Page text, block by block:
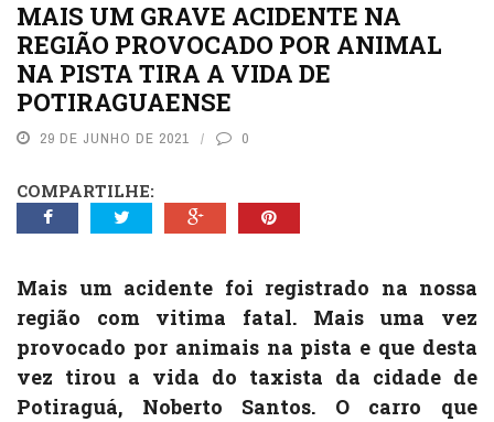
MAIS UM GRAVE ACIDENTE NA
REGIÃO PROVOCADO POR ANIMAL
NA PISTA TIRA A VIDA DE
POTIRAGUAENSE
29 DE JUNHO DE 2021 0
COMPARTILHE:
Mais um acidente foi registrado na nossa
região com vitima fatal. Mais uma vez
provocado por animais na pista e que desta
vez tirou a vida do taxista da cidade de
Potiraguá, Noberto Santos. O carro que